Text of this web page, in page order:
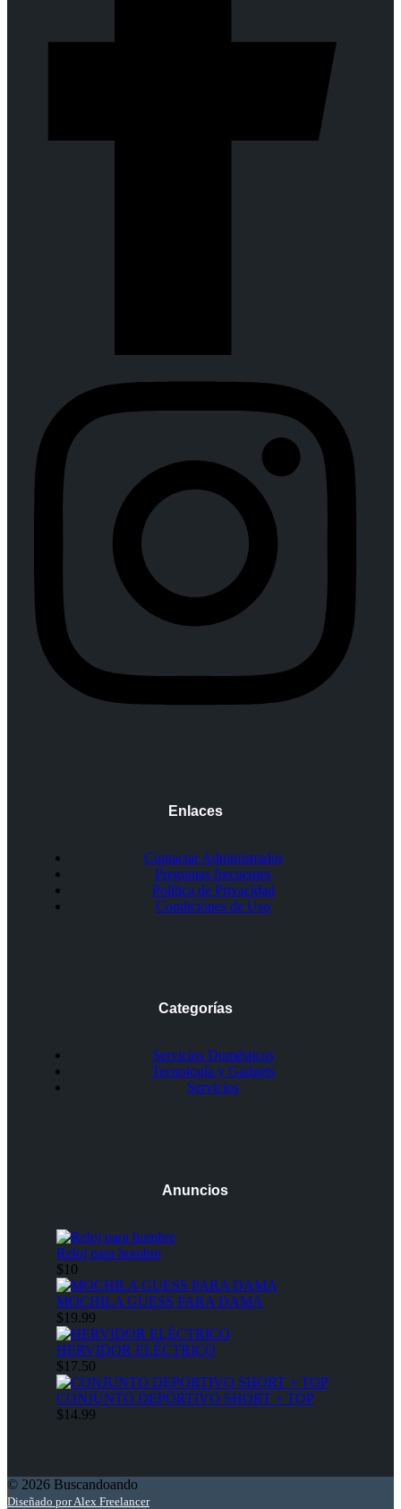
Enlaces
Contactar Administrador
Preguntas frecuentes
Política de Privacidad
Condiciones de Uso
Categorías
Servicios Domésticos
Tecnología y Gadgets
Servicios
Anuncios
Reloj para hombre
$10
MOCHILA GUESS PARA DAMA
$19.99
HERVIDOR ELÉCTRICO
$17.50
CONJUNTO DEPORTIVO SHORT + TOP
$14.99
© 2026 Buscandoando
Diseñado por Alex Freelancer